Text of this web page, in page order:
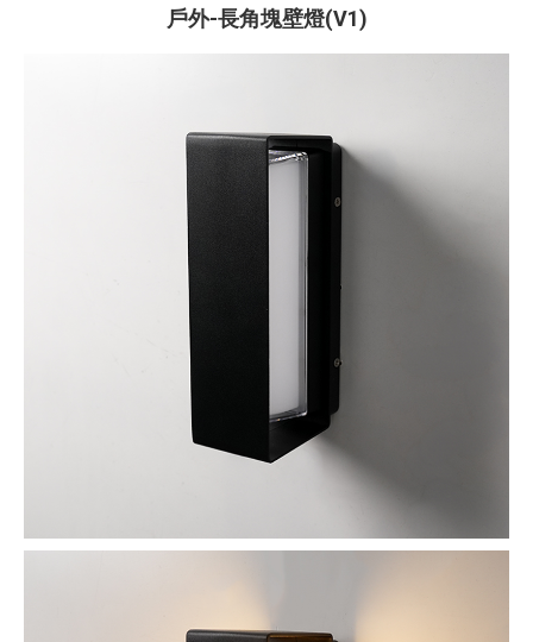
戶外-長角塊壁燈(V1)